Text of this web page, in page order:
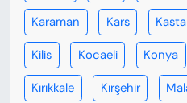
Karaman Kars
Kilis Kocaeli Konya
Kırıkkale Kırşehir